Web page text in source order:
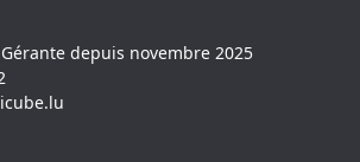
depuis novembre 2025